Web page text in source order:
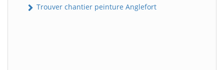
Trouver chantier peinture Anglefort